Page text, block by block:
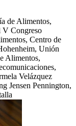
de Alimentos,
Congreso
Centro de
Unión
Alimentos,
Velázquez
Jensen Pennington,